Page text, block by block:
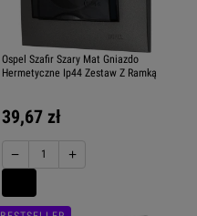
Ospel Szafir Szary Mat Gniazdo
Hermetyczne Ip44 Zestaw Z Ramką
39,67 zł
− +